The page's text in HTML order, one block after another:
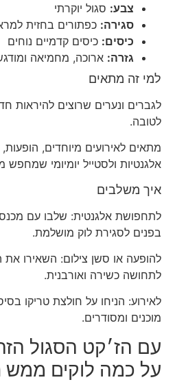
צבע: סגול יוקרתי
סגירה: כפתורים בחזית
כיסים: כיסים קדמיים נוחים
גזרה: ארוכה, מחמיאה
למי זה מתאים
לגברים ונערים שרוצים להיראות
לטובה.
מתאים לאירועים מיוחדים,
אלגנטיות ולסטייל יומיומי
איך משלבים
לתחפושת אלגנטית: שלבו עם
בפנים לסגירת לוק מושלמת.
להופעה או סשן צילום: השאירו את
לתחושה כשירה ואורבנית.
לאירוע: הניחו על חולצת טריקו
מוכנים ומסודרים.
עם הז׳קט הסגול
על כמה לוקים ממש